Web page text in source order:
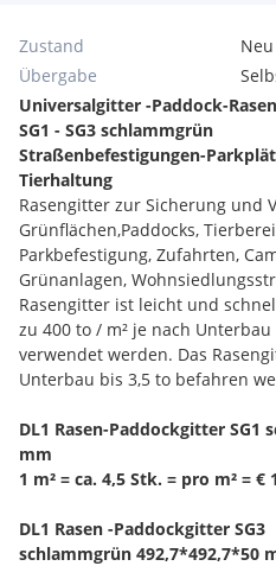
Zustand
Neu
Übergabe
Universalgitter -Paddock-
SG1 - SG3 schlammgrün
Straßenbefestigungen-
Tierhaltung
Rasengitter zur Sicherung und
Grünflächen,Paddocks,
Parkbefestigung, Zufahrten,
Grünanlagen,
Rasengitter ist leicht und
zu 400 to / m² je nach Unterbau
verwendet werden. Das
Unterbau bis 3,5 to befahren
DL1 Rasen-Paddockgitter SG1
mm
1 m² = ca. 4,5 Stk. = pro m² =
DL1 Rasen -Paddockgitter SG3
schlammgrün 492,7*492,7*50